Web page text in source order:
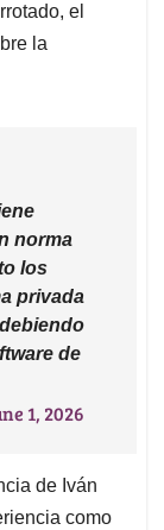
el
la
norma
los
privada
de
1, 2026
de Iván
como